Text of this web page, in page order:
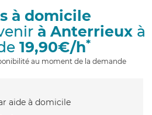
à domicile
à Anterrieux à
19,90€/h*
au moment de la demande